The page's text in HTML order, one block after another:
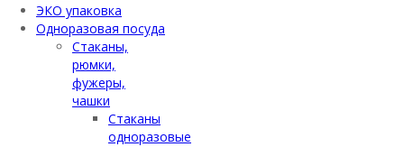
ЭКО упаковка
Одноразовая посуда
Стаканы,
рюмки,
фужеры,
чашки
Стаканы
одноразовые